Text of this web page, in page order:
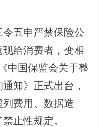
五申严禁保险公
给消费者，变相
中国保监会关于整
知》正式出台，
费用、数据造
止性规定。